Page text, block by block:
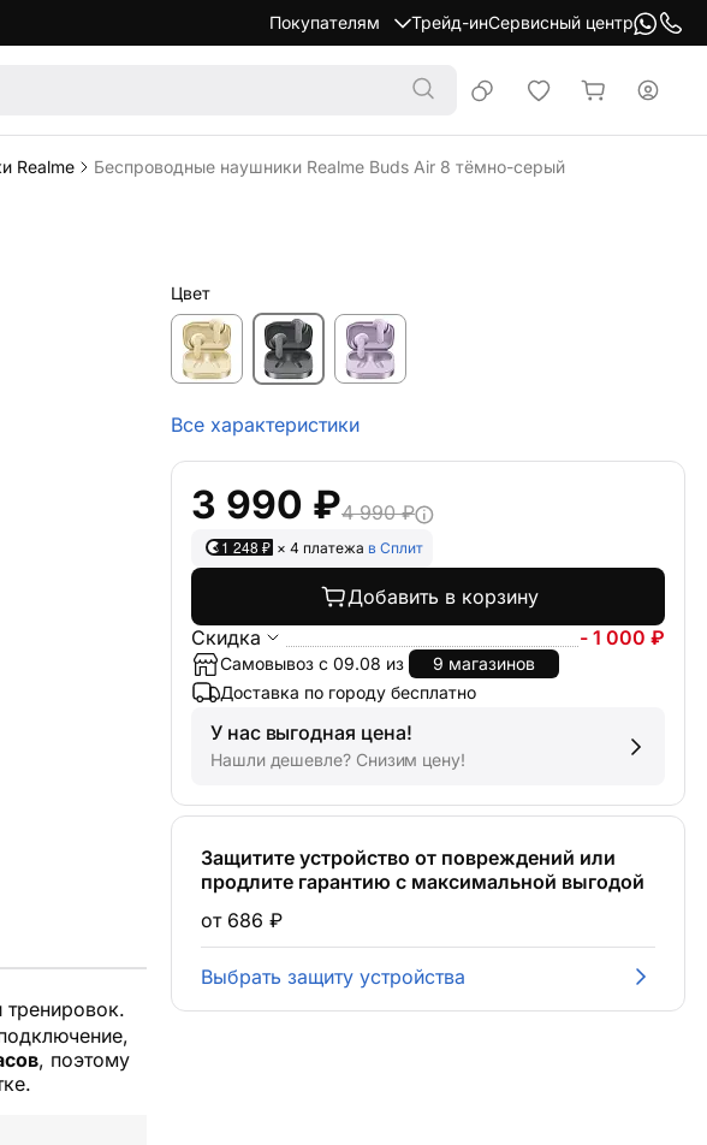
Покупателям Трейд-инСервисный центр
Realme Беспроводные наушники Realme Buds Air 8 тёмно-серый
, поэтому
Цвет
Все характеристики
3 990 ₽4 990 ₽
1 248 ₽ × 4 платежа в Сплит
Добавить в корзину
Скидка
- 1 000 ₽
Самовывоз с 09.08 из
9 магазинов
Доставка по городу бесплатно
У нас выгодная цена!
Нашли дешевле? Снизим цену!
Защитите устройство от повреждений или
продлите гарантию с максимальной выгодой
от 686 ₽
Выбрать защиту устройства